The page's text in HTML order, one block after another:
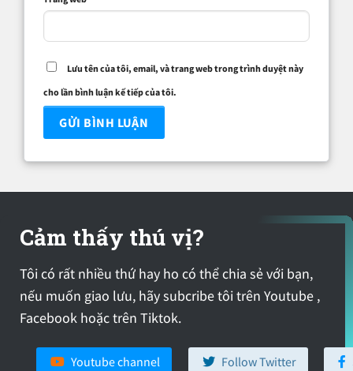
Lưu tên của tôi, email, và trang web trong trình duyệt này
cho lần bình luận kế tiếp của tôi.
Cảm thấy thú vị?
Tôi có rất nhiều thứ hay ho có thể chia sẻ với bạn,
nếu muốn giao lưu, hãy subcribe tôi trên Youtube ,
Facebook hoặc trên Tiktok.
Youtube channel Follow Twitter